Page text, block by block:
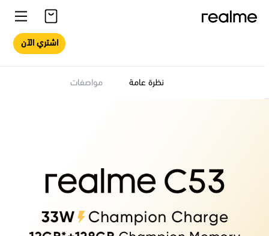
نظرة عامة مواصفات
اشتري الآن